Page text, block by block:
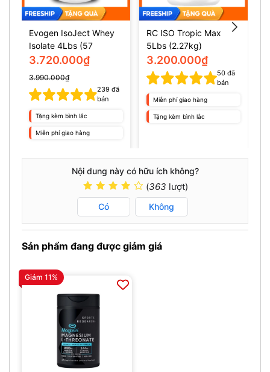
Evogen IsoJect Whey
Isolate 4Lbs (57
servings)
3.720.000₫
3.990.000₫
239 đã
bán
Tặng kèm bình lắc
Miễn phí giao hàng
RC ISO Tropic Max
5Lbs (2.27kg)
3.200.000₫
50 đã
bán
Miễn phí giao hàng
Tặng kèm bình lắc
Nội dung này có hữu ích không?
(363 lượt)
Có Không
Sản phẩm đang được giảm giá
Giảm 11%